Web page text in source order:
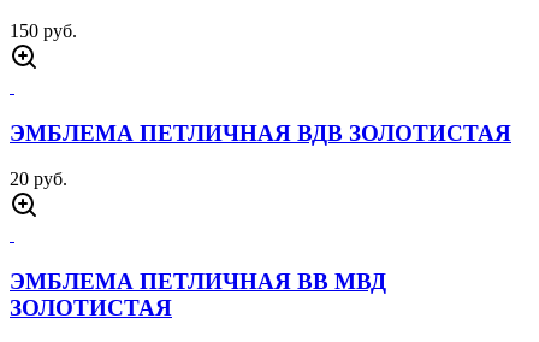
150 руб.
ЭМБЛЕМА ПЕТЛИЧНАЯ ВДВ ЗОЛОТИСТАЯ
20 руб.
ЭМБЛЕМА ПЕТЛИЧНАЯ ВВ МВД
ЗОЛОТИСТАЯ